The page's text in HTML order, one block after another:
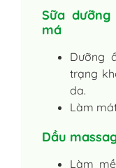
Sữa
má
Dưỡng
trạng
da.
Làm
Dầu
Làm